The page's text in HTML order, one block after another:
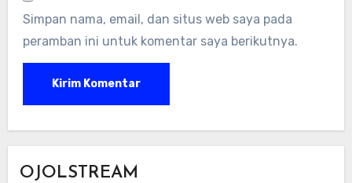
Simpan nama, email, dan situs web saya pada
peramban ini untuk komentar saya berikutnya.
OJOLSTREAM